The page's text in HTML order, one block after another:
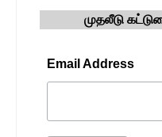
முதலீடு
Email Address